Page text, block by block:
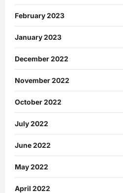
February 2023
January 2023
December 2022
November 2022
October 2022
July 2022
June 2022
May 2022
April 2022